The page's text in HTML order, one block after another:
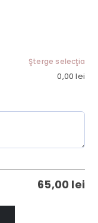
Şterge selecţia
0,00lei
65,00 lei